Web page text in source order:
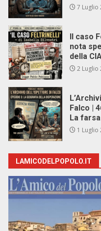
7 Luglio
Il caso
nota
della
2 Luglio
Falco |
La
1 Luglio
LAMICODELPOPOLO.IT